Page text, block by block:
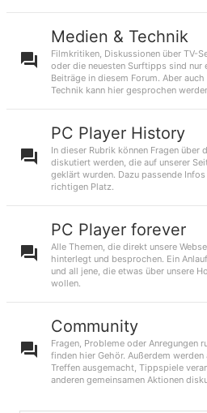
Medien & Technik
Filmkritiken, Diskussionen über TV-
oder die neuesten Surftipps sind nur
Beiträge in diesem Forum. Aber
Technik kann hier gesprochen
PC Player History
In dieser Rubrik können Fragen über
diskutiert werden, die auf unserer
geklärt wurden. Dazu passende
richtigen Platz.
PC Player forever
Alle Themen, die direkt unsere
hinterlegt und besprochen. Ein
und all jene, die etwas über unsere
wollen.
Community
Fragen, Probleme oder Anregungen
finden hier Gehör. Außerdem
Treffen ausgemacht, Tippspiele
anderen gemeinsamen Aktionen